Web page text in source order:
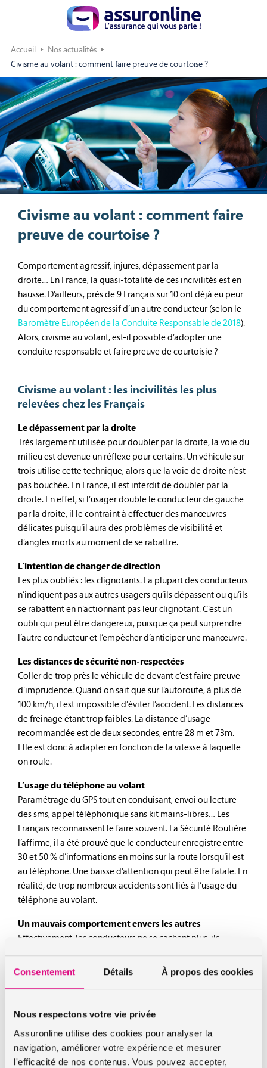
Consentement Détails À propos des cookies
Nous respectons votre vie privée
Assuronline utilise des cookies pour analyser la
navigation, améliorer votre expérience et mesurer
l'efficacité de nos contenus. Vous pouvez accepter,
Accueil
Nos actualités
Civisme au volant : comment faire preuve de courtoise ?
Civisme au volant : comment faire
preuve de courtoise ?
Comportement agressif, injures, dépassement par la
droite… En France, la quasi-totalité de ces incivilités est en
hausse. D’ailleurs, près de 9 Français sur 10 ont déjà eu peur
du comportement agressif d’un autre conducteur (selon le
Baromètre Européen de la Conduite Responsable de 2018).
Alors, civisme au volant, est-il possible d’adopter une
conduite responsable et faire preuve de courtoisie ?
Civisme au volant : les incivilités les plus
relevées chez les Français
Le dépassement par la droite
Très largement utilisée pour doubler par la droite, la voie du
milieu est devenue un réflexe pour certains. Un véhicule sur
trois utilise cette technique, alors que la voie de droite n’est
pas bouchée. En France, il est interdit de doubler par la
droite. En effet, si l’usager double le conducteur de gauche
par la droite, il le contraint à effectuer des manœuvres
délicates puisqu’il aura des problèmes de visibilité et
d’angles morts au moment de se rabattre.
L’intention de changer de direction
Les plus oubliés : les clignotants. La plupart des conducteurs
n’indiquent pas aux autres usagers qu’ils dépassent ou qu’ils
se rabattent en n’actionnant pas leur clignotant. C’est un
oubli qui peut être dangereux, puisque ça peut surprendre
l’autre conducteur et l’empêcher d’anticiper une manœuvre.
Les distances de sécurité non-respectées
Coller de trop près le véhicule de devant c’est faire preuve
d’imprudence. Quand on sait que sur l’autoroute, à plus de
100 km/h, il est impossible d’éviter l’accident. Les distances
de freinage étant trop faibles. La distance d’usage
recommandée est de deux secondes, entre 28 m et 73m.
Elle est donc à adapter en fonction de la vitesse à laquelle
on roule.
L’usage du téléphone au volant
Paramétrage du GPS tout en conduisant, envoi ou lecture
des sms, appel téléphonique sans kit mains-libres… Les
Français reconnaissent le faire souvent. La Sécurité Routière
l’affirme, il a été prouvé que le conducteur enregistre entre
30 et 50 % d’informations en moins sur la route lorsqu’il est
au téléphone. Une baisse d’attention qui peut être fatale. En
réalité, de trop nombreux accidents sont liés à l’usage du
téléphone au volant.
Un mauvais comportement envers les autres
Effectivement, les conducteurs ne se cachent plus, ils
conducteur, klaxonner facilement lorsque quelque chose les
énerve, coller délibérément un véhicule qui n’avance pas
s’expliquer avec un autre conducteur. De plus, cela touche
aussi les piétons, beaucoup leur refusent la priorité, et
également le personnel d’intervention sur les chantiers, en
ne ralentissant pas à l’approche d’une zone de travaux, les